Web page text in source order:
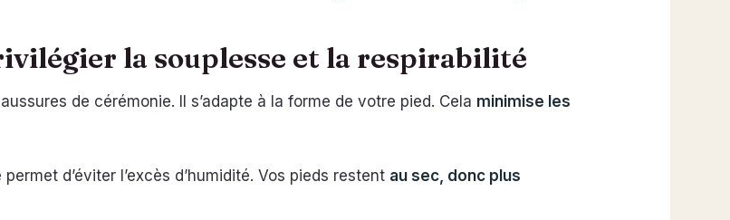
la souplesse et la respirabilité
de cérémonie. Il s’adapte à la forme de votre pied. Cela minimise les
d’éviter l’excès d’humidité. Vos pieds restent au sec, donc plus